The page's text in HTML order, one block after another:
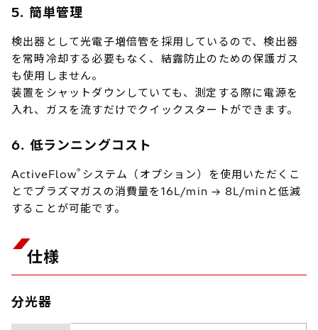
5. 簡単管理
検出器として光電子増倍管を採用しているので、検出器
を常時冷却する必要もなく、結露防止のための保護ガス
も使用しません。
装置をシャットダウンしていても、測定する際に電源を
入れ、ガスを流すだけでクイックスタートができます。
6. 低ランニングコスト
ActiveFlow® システム（オプション）を使用いただくこ
とでプラズマガスの消費量を16L/min → 8L/minと低減
することが可能です。
仕様
分光器